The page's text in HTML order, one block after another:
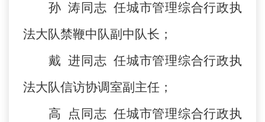
孙 涛同志 任城市管理综合行政执
法大队禁鞭中队副中队长；
戴 进同志 任城市管理综合行政执
法大队信访协调室副主任；
高
点同志 任城市管理综合行政执